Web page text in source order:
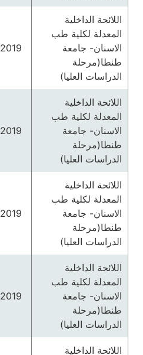
اللائحة الداخلية
المعدلة لكلية طب
الاسنان- جامعة
طنطا(مرحلة
الدراسات العليا)
2019
اللائحة الداخلية
المعدلة لكلية طب
الاسنان- جامعة
طنطا(مرحلة
الدراسات العليا)
2019
اللائحة الداخلية
المعدلة لكلية طب
الاسنان- جامعة
طنطا(مرحلة
الدراسات العليا)
2019
اللائحة الداخلية
المعدلة لكلية طب
الاسنان- جامعة
طنطا(مرحلة
الدراسات العليا)
2019
اللائحة الداخلية